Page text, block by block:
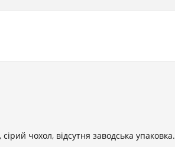
чохол, відсутня заводська упаковка.